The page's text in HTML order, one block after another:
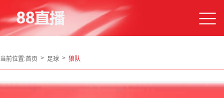
当前位置:首页 足球 狼队